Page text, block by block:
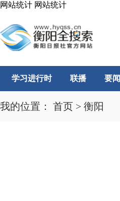
网站统计 网站统计
学习进行时 联播 要闻
我的位置： 首页 > 衡阳